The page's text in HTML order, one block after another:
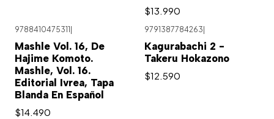
$13.990
9788410475311|
Mashle Vol. 16, De
Hajime Komoto.
Mashle, Vol. 16.
Editorial Ivrea, Tapa
Blanda En Español
$14.490
9791387784263|
Kagurabachi 2 -
Takeru Hokazono
$12.590